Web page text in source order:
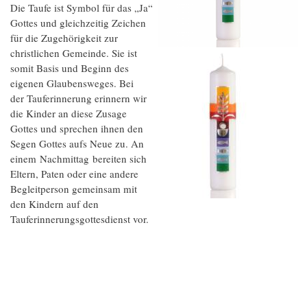
Die Taufe ist Symbol für das „Ja“
Gottes und gleichzeitig Zeichen
für die Zugehörigkeit zur
christlichen Gemeinde. Sie ist
somit Basis und Beginn des
eigenen Glaubensweges. Bei
der Tauferinnerung erinnern wir
die Kinder an diese Zusage
Gottes und sprechen ihnen den
Segen Gottes aufs Neue zu. An
einem Nachmittag bereiten sich
Eltern, Paten oder eine andere
Begleitperson gemeinsam mit
den Kindern auf den
Tauferinnerungsgottesdienst vor.